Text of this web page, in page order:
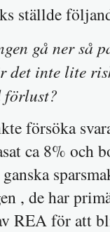
ställde
gå ner så
det inte lite
förlust?
försöka
ca 8% och
, de har
REA för att